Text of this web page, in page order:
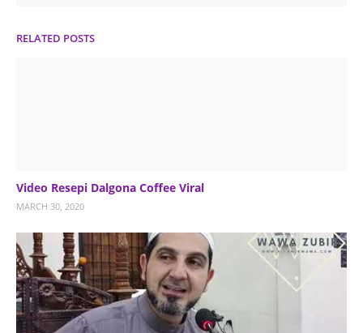
RELATED POSTS
Video Resepi Dalgona Coffee Viral
MARCH 30, 2020